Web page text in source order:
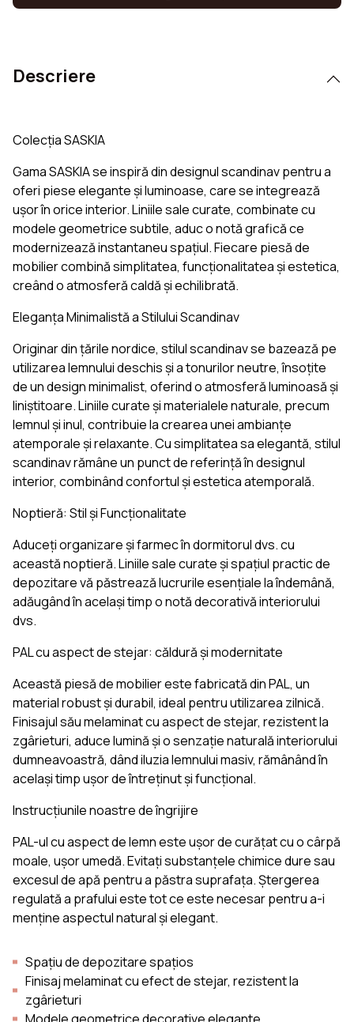
Descriere
Colecția SASKIA
Gama SASKIA se inspiră din designul scandinav pentru a
oferi piese elegante și luminoase, care se integrează
ușor în orice interior. Liniile sale curate, combinate cu
modele geometrice subtile, aduc o notă grafică ce
modernizează instantaneu spațiul. Fiecare piesă de
mobilier combină simplitatea, funcționalitatea și estetica,
creând o atmosferă caldă și echilibrată.
Eleganța Minimalistă a Stilului Scandinav
Originar din țările nordice, stilul scandinav se bazează pe
utilizarea lemnului deschis și a tonurilor neutre, însoțite
de un design minimalist, oferind o atmosferă luminoasă și
liniștitoare. Liniile curate și materialele naturale, precum
lemnul și inul, contribuie la crearea unei ambianțe
atemporale și relaxante. Cu simplitatea sa elegantă, stilul
scandinav rămâne un punct de referință în designul
interior, combinând confortul și estetica atemporală.
Noptieră: Stil și Funcționalitate
Aduceți organizare și farmec în dormitorul dvs. cu
această noptieră. Liniile sale curate și spațiul practic de
depozitare vă păstrează lucrurile esențiale la îndemână,
adăugând în același timp o notă decorativă interiorului
dvs.
PAL cu aspect de stejar: căldură și modernitate
Această piesă de mobilier este fabricată din PAL, un
material robust și durabil, ideal pentru utilizarea zilnică.
Finisajul său melaminat cu aspect de stejar, rezistent la
zgârieturi, aduce lumină și o senzație naturală interiorului
dumneavoastră, dând iluzia lemnului masiv, rămânând în
același timp ușor de întreținut și funcțional.
Instrucțiunile noastre de îngrijire
PAL-ul cu aspect de lemn este ușor de curățat cu o cârpă
moale, ușor umedă. Evitați substanțele chimice dure sau
excesul de apă pentru a păstra suprafața. Ștergerea
regulată a prafului este tot ce este necesar pentru a-i
menține aspectul natural și elegant.
Spațiu de depozitare spațios
Finisaj melaminat cu efect de stejar, rezistent la
zgârieturi